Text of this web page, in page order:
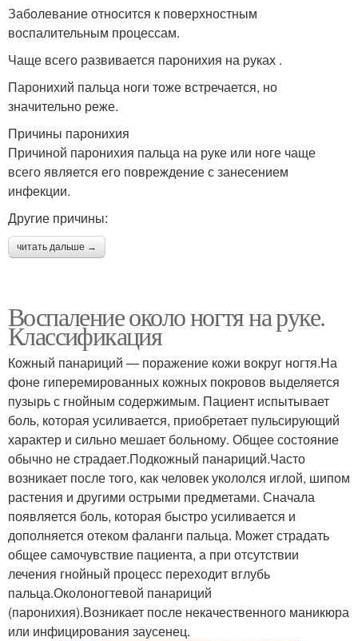
Заболевание относится к поверхностным
воспалительным процессам.
Чаще всего развивается паронихия на руках .
Паронихий пальца ноги тоже встречается, но
значительно реже.
Причины паронихия
Причиной паронихия пальца на руке или ноге чаще
всего является его повреждение с занесением
инфекции.
Другие причины:
читать дальше →
Воспаление около ногтя на руке.
Классификация
Кожный панариций — поражение кожи вокруг ногтя.На
фоне гиперемированных кожных покровов выделяется
пузырь с гнойным содержимым. Пациент испытывает
боль, которая усиливается, приобретает пульсирующий
характер и сильно мешает больному. Общее состояние
обычно не страдает.Подкожный панариций.Часто
возникает после того, как человек укололся иглой, шипом
растения и другими острыми предметами. Сначала
появляется боль, которая быстро усиливается и
дополняется отеком фаланги пальца. Может страдать
общее самочувствие пациента, а при отсутствии
лечения гнойный процесс переходит вглубь
пальца.Околоногтевой панариций
(паронихия).Возникает после некачественного маникюра
или инфицирования заусенец.